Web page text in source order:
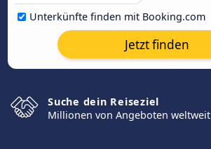
Unterkünfte finden mit Booking.com
Jetzt finden
Suche dein Reiseziel
Millionen von Angeboten weltweit